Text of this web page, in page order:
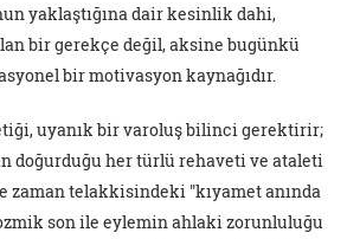
yaklaştığına dair kesinlik dahi,
bir gerekçe değil, aksine bugünkü
bir motivasyon kaynağıdır.
uyanık bir varoluş bilinci gerektirir;
doğurduğu her türlü rehaveti ve ataleti
zaman telakkisindeki "kıyamet anında
son ile eylemin ahlaki zorunluluğu